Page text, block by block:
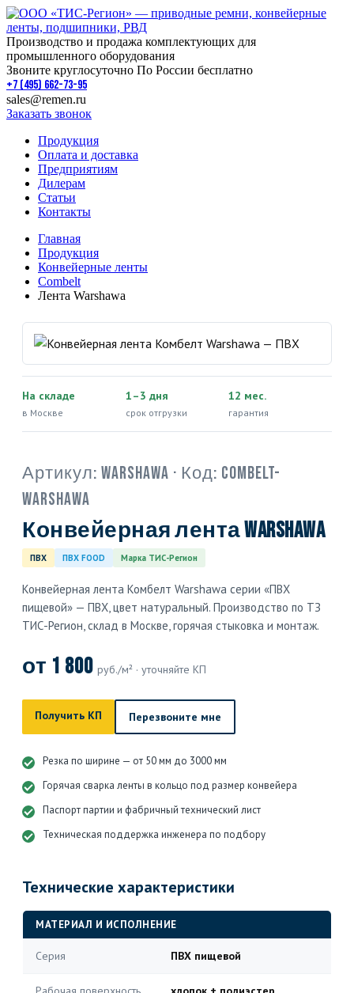
Производство и продажа комплектующих для
промышленного оборудования
Звоните круглосуточно По России бесплатно
+7 (495) 662-73-95
sales@remen.ru
Заказать звонок
Продукция
Оплата и доставка
Предприятиям
Дилерам
Статьи
Контакты
Главная
Продукция
Конвейерные ленты
Combelt
Лента Warshawa
На складе
в Москве
1–3 дня
срок отгрузки
12 мес.
гарантия
Артикул: Warshawa · Код: COMBELT-
WARSHAWA
Конвейерная лента Warshawa
ПВХ ПВХ FOOD Марка ТИС-Регион
Конвейерная лента Комбелт Warshawa серии «ПВХ
пищевой» — ПВХ, цвет натуральный. Производство по ТЗ
ТИС-Регион, склад в Москве, горячая стыковка и монтаж.
от 1 800 руб./м² · уточняйте КП
Получить КП Перезвоните мне
Резка по ширине — от 50 мм до 3000 мм
Горячая сварка ленты в кольцо под размер конвейера
Паспорт партии и фабричный технический лист
Техническая поддержка инженера по подбору
Технические характеристики
МАТЕРИАЛ И ИСПОЛНЕНИЕ
Серия ПВХ пищевой